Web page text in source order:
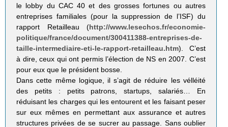
le lobby du CAC 40 et des grosses fortunes ou autres
entreprises familiales (pour la suppression de l’ISF) du
rapport Retailleau (http://www.lesechos.fr/economie-
politique/france/document/300411388-entreprises-de-
taille-intermediaire-eti-le-rapport-retailleau.htm). C’est
à dire, ceux qui ont permis l’élection de NS en 2007. C’est
pour eux que le président bosse.
Dans cette même logique, il s’agit de réduire les vélléité
des petits : petits patrons, startups, salariés… En
réduisant les charges qui les entourent et les faisant peser
sur eux mêmes en permettant aux assurance et autres
structures privées de se sucrer au passage. Sans oublier